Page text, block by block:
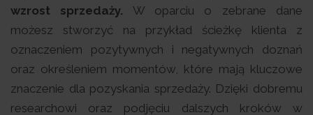
wzrost sprzedaży. W oparciu o zebrane dane
możesz stworzyć na przykład ścieżkę klienta z
oznaczeniem pozytywnych i negatywnych doznań
oraz określeniem momentów, które mają kluczowe
znaczenie dla pozyskania sprzedaży. Dzięki dobremu
researchowi oraz podjęciu dalszych kroków w